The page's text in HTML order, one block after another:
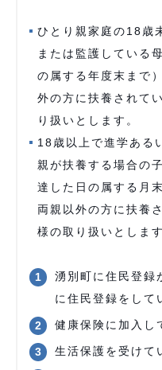
ひとり親家庭の18歳
または監護している
の属する年度末まで
外の方に扶養されて
り扱いとします。
18歳以上で進学ある
親が扶養する場合の
達した日の属する月
両親以外の方に扶養
様の取り扱いとします
湧別町に住民登録
に住民登録をして
健康保険に加入し
生活保護を受けて